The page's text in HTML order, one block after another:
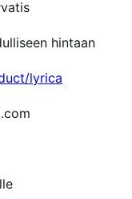
hintaan
lyrica